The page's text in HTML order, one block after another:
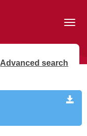
Advanced search